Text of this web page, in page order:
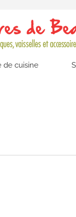
de cuisine